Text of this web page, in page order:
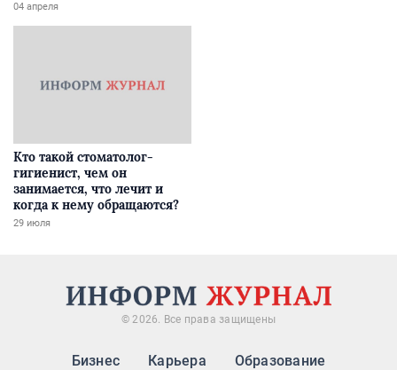
04 апреля
Кто такой стоматолог-
гигиенист, чем он
занимается, что лечит и
когда к нему обращаются?
29 июля
© 2026. Все права защищены
Бизнес Карьера Образование